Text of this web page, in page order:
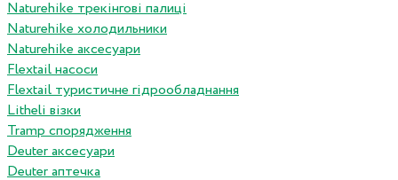
Naturehike трекінгові палиці
Naturehike холодильники
Naturehike аксесуари
Flextail насоси
Flextail туристичне гідрообладнання
Litheli візки
Tramp спорядження
Deuter аксесуари
Deuter аптечка